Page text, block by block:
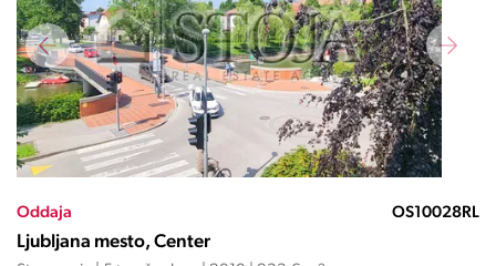
Oddaja OS10028RL
Ljubljana mesto, Center